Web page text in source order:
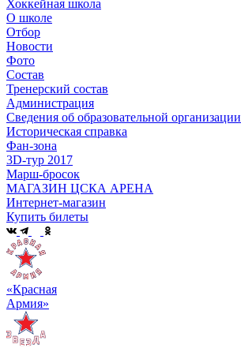
Хоккейная школа
О школе
Отбор
Новости
Фото
Состав
Тренерский состав
Администрация
Сведения об образовательной организации
Историческая справка
Фан-зона
3D-тур 2017
Марш-бросок
МАГАЗИН ЦСКА АРЕНА
Интернет-магазин
Купить билеты
«Красная
Армия»